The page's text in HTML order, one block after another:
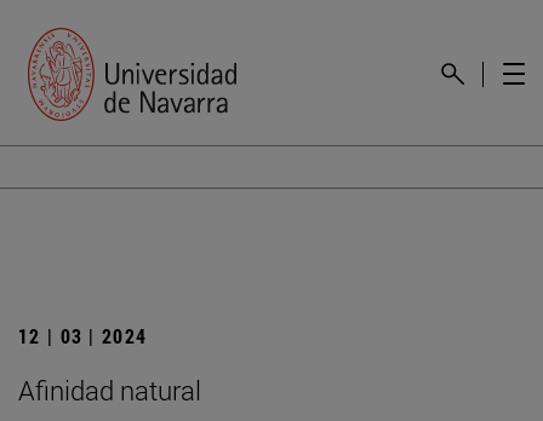
12 | 03 | 2024
Afinidad natural